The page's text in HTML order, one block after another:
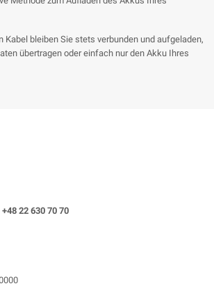
Kabel bleiben Sie stets verbunden und aufgeladen,
übertragen oder einfach nur den Akku Ihres
22 630 70 70